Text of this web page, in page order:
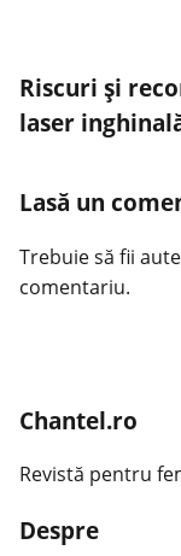
Riscuri și
laser
Lasă un
Trebuie să fii
comentariu.
Chantel.ro
Revistă pentru
Despre